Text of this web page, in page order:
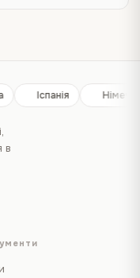
Іспанія
в